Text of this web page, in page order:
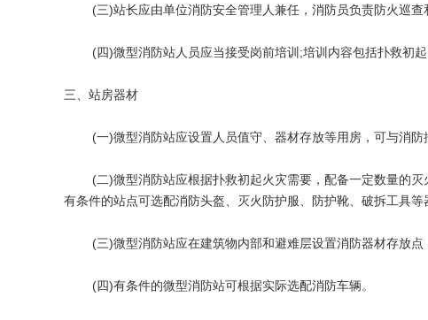
(三)站长应由单位消防安全管理人兼任，消防员负责防火巡查
(四)微型消防站人员应当接受岗前培训;培训内容包括扑救初起
三、站房器材
(一)微型消防站应设置人员值守、器材存放等用房，可与消防
(二)微型消防站应根据扑救初起火灾需要，配备一定数量的灭
有条件的站点可选配消防头盔、灭火防护服、防护靴、破拆工具等
(三)微型消防站应在建筑物内部和避难层设置消防器材存放点
(四)有条件的微型消防站可根据实际选配消防车辆。